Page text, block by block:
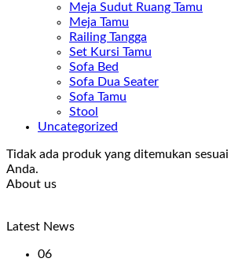
Meja Sudut Ruang Tamu
Meja Tamu
Railing Tangga
Set Kursi Tamu
Sofa Bed
Sofa Dua Seater
Sofa Tamu
Stool
Uncategorized
Tidak ada produk yang ditemukan
Anda.
About us
Latest News
06